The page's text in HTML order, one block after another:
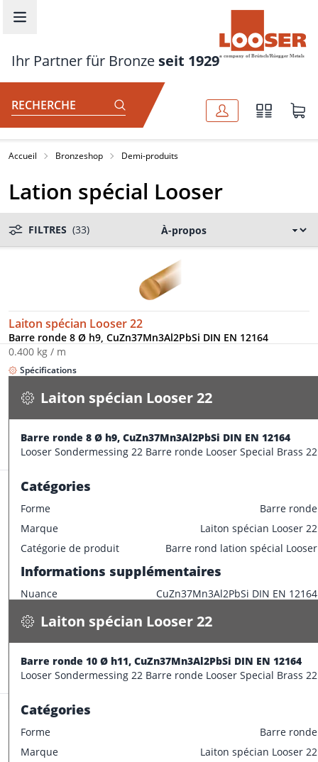
Ihr Partner für Bronze seit 1929
RECHERCHE
Accueil Bronzeshop Demi-produits
Lation spécial Looser
FILTRES (33)
Laiton spécian Looser 22
Barre ronde 8 Ø h9, CuZn37Mn3Al2PbSi DIN EN 12164
0.400 kg / m
Spécifications
Laiton spécian Looser 22
Barre ronde 8 Ø h9, CuZn37Mn3Al2PbSi DIN EN 12164
Looser Sondermessing 22 Barre ronde Looser Special Brass 22
Catégories
Forme
Barre ronde
Marque
Laiton spécian Looser 22
Catégorie de produit
Barre rond lation spécial Looser
Informations supplémentaires
Nuance CuZn37Mn3Al2PbSi DIN EN 12164
Caractéristiques dimensionnelles
Informations supplémentaires
CONFECTIONNER
Stock: 16.5 m
Laiton spécian Looser 22
0.700 kg / m
Spécifications
Laiton spécian Looser 22
Barre ronde 10 Ø h11, CuZn37Mn3Al2PbSi DIN EN 12164
Looser Sondermessing 22 Barre ronde Looser Special Brass 22
Catégories
Forme
Barre ronde
Marque
Laiton spécian Looser 22
CONFECTIONNER
Stock: 119.8 m